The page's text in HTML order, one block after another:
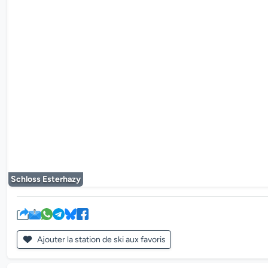
Schloss Esterhazy
Ajouter la station de ski aux favoris